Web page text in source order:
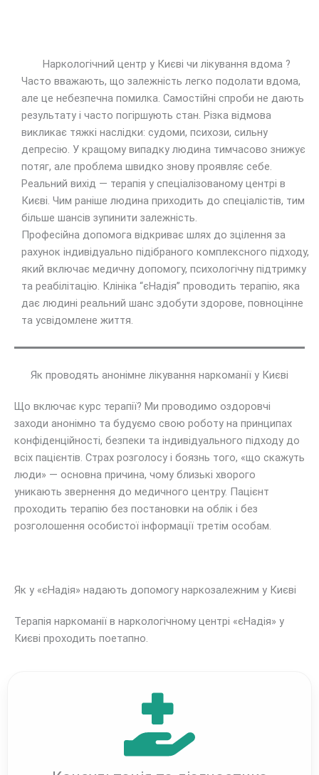
Наркологічний центр у Києві чи лікування вдома ?
Часто вважають, що залежність легко подолати вдома,
але це небезпечна помилка. Самостійні спроби не дають
результату і часто погіршують стан. Різка відмова
викликає тяжкі наслідки: судоми, психози, сильну
депресію. У кращому випадку людина тимчасово знижує
потяг, але проблема швидко знову проявляє себе.
Реальний вихід — терапія у спеціалізованому центрі в
Києві. Чим раніше людина приходить до спеціалістів, тим
більше шансів зупинити залежність.
Професійна допомога відкриває шлях до зцілення за
рахунок індивідуально підібраного комплексного підходу,
який включає медичну допомогу, психологічну підтримку
та реабілітацію. Клініка “єНадія” проводить терапію, яка
дає людині реальний шанс здобути здорове, повноцінне
та усвідомлене життя.
Як проводять анонімне лікування наркоманії у Києві
Що включає курс терапії? Ми проводимо оздоровчі
заходи анонімно та будуємо свою роботу на принципах
конфіденційності, безпеки та індивідуального підходу до
всіх пацієнтів. Страх розголосу і боязнь того, «що скажуть
люди» — основна причина, чому близькі хворого
уникають звернення до медичного центру. Пацієнт
проходить терапію без постановки на облік і без
розголошення особистої інформації третім особам.
Як у «єНадія» надають допомогу наркозалежним у Києві
Терапія наркоманії в наркологічному центрі «єНадія» у
Києві проходить поетапно.